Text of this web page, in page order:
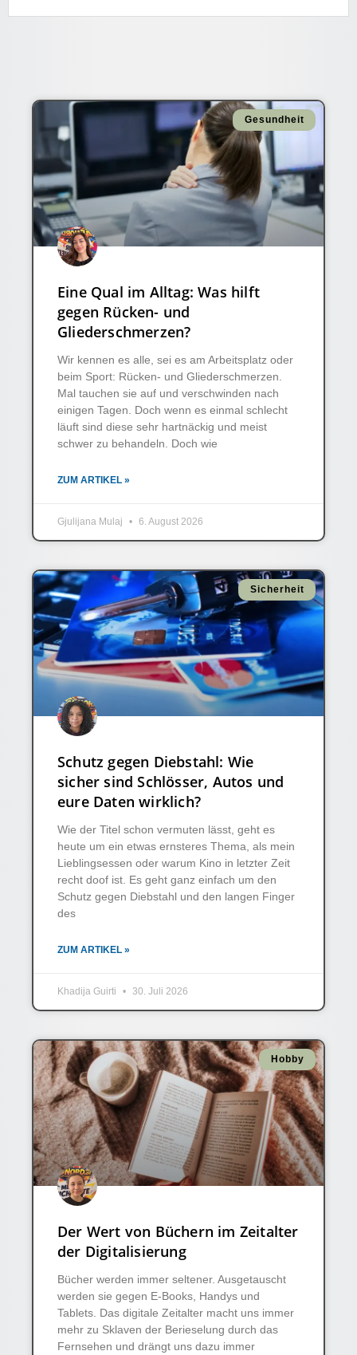
Gesundheit
Eine Qual im Alltag: Was hilft
gegen Rücken- und
Gliederschmerzen?
Wir kennen es alle, sei es am Arbeitsplatz oder
beim Sport: Rücken- und Gliederschmerzen.
Mal tauchen sie auf und verschwinden nach
einigen Tagen. Doch wenn es einmal schlecht
läuft sind diese sehr hartnäckig und meist
schwer zu behandeln. Doch wie
ZUM ARTIKEL »
Gjulijana Mulaj 6. August 2026
Sicherheit
Schutz gegen Diebstahl: Wie
sicher sind Schlösser, Autos und
eure Daten wirklich?
Wie der Titel schon vermuten lässt, geht es
heute um ein etwas ernsteres Thema, als mein
Lieblingsessen oder warum Kino in letzter Zeit
recht doof ist. Es geht ganz einfach um den
Schutz gegen Diebstahl und den langen Finger
des
ZUM ARTIKEL »
Khadija Guirti 30. Juli 2026
Hobby
Der Wert von Büchern im Zeitalter
der Digitalisierung
Bücher werden immer seltener. Ausgetauscht
werden sie gegen E-Books, Handys und
Tablets. Das digitale Zeitalter macht uns immer
mehr zu Sklaven der Berieselung durch das
Fernsehen und drängt uns dazu immer